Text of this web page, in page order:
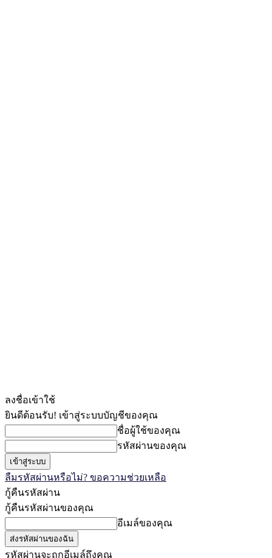
ลงชื่อเข้าใช้
ยินดีต้อนรับ! เข้าสู่ระบบบัญชีของคุณ
ชื่อผู้ใช้ของคุณ
รหัสผ่านของคุณ
ลืมรหัสผ่านหรือไม่? ขอความช่วยเหลือ
กู้คืนรหัสผ่าน
กู้คืนรหัสผ่านของคุณ
อีเมล์ของคุณ
รหัสผ่านจะถูกอีเมล์ถึงคุณ